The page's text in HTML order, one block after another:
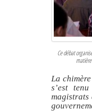
Ce débat
La
s’est
magistrats